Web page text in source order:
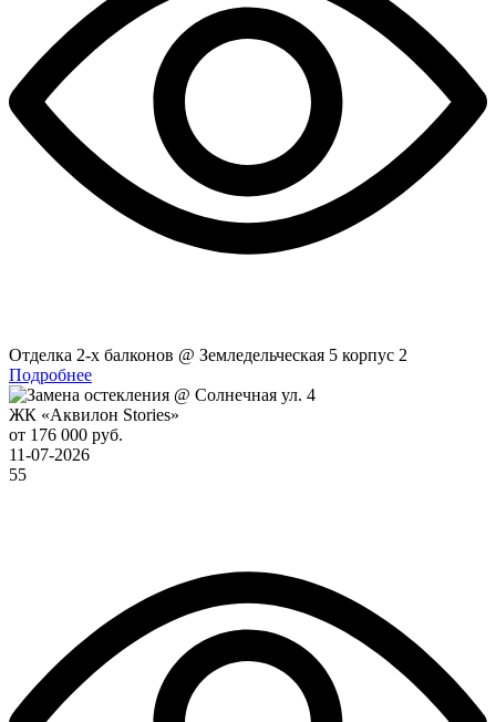
Отделка 2-x балконов @ Земледельческая 5 корпус 2
Подробнее
ЖК «Аквилон Stories»
от 176 000 руб.
11-07-2026
55